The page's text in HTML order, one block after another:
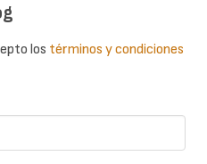
los términos y condiciones